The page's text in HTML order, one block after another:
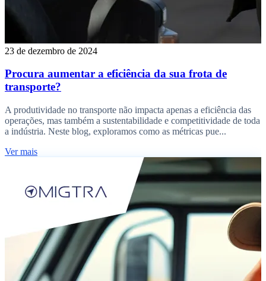
23 de dezembro de 2024
Procura aumentar a eficiência da sua frota de
transporte?
A produtividade no transporte não impacta apenas a eficiência das
operações, mas também a sustentabilidade e competitividade de toda
a indústria. Neste blog, exploramos como as métricas pue...
Ver mais